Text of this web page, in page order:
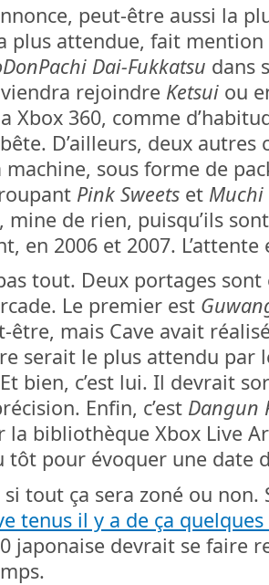
peut-être aussi la
plus attendue, fait mention
Dai-Fukkatsu dans
rejoindre Ketsui ou
Xbox 360, comme
D’ailleurs, deux autres
sous forme de
Pink Sweets et
mine de rien, puisqu’ils
en 2006 et 2007.
tout. Deux portages
Le premier est
être, mais Cave avait
serait le plus attendu par
bien, c’est lui. Il devrait
Enfin, c’est Dangun
bibliothèque Xbox Live
tôt pour évoquer une date
tout ça sera zoné ou non.
tenus il y a de ça
japonaise devrait se faire